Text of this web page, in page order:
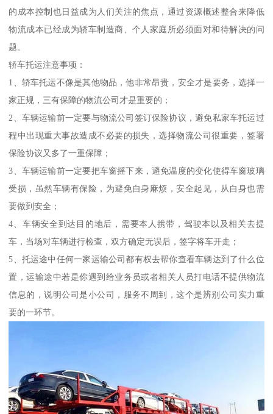
的成本控制也日益成为人们关注的焦点，通过资源概述整合来降低
物流成本已经成为轿车制造商、个人家庭所必须面对和待解决的问
题。
轿车托运注意事项：
1、轿车托运不像是其他物品，他非常昂贵，安全才是要务，选择一
家正规，三有保障的物流公司才是重要的；
2、车辆运输前一定要与物流公司签订保险协议，避免私家车托运过
程中出现重大事故造成不必要的损失，选择物流公司很重要，签署
保险协议又多了一重保障；
3、车辆运输前一定要把车窗摇下来，避免温度的变化使得车窗玻璃
受损，虽然车辆有保险，为避免自身麻烦，安全起见，从自身也需
要做到安全；
4、车辆安全到达目的地后，需要本人携带，驾驶本以及相关去提
车，当场对车辆进行检查，双方确定无误后，签字将车开走；
5、托运途中任何一家运输公司都有权去帮你查看车辆达到了什么位
置，运输途中若是你遇到给业务员或者相关人员打电话不提供物流
信息的，说明公司是小公司，服务不周到，这个是辨别公司实力重
要的一环节。